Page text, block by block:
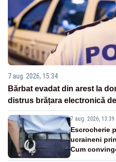
7 aug. 2026, 15:34
Bărbat evadat din arest la
distrus brățara electronică
7 aug. 2026, 13:39
Escrocherie
ucraineni
Cum